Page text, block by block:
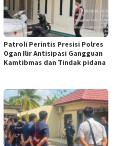
Patroli Perintis Presisi Polres
Ogan Ilir Antisipasi Gangguan
Kamtibmas dan Tindak pidana